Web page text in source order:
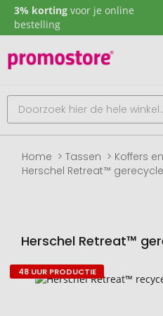
3% korting voor je online
bestelling
Home Tassen Koffers
Herschel Retreat™
Herschel Retreat™
Naar
48 UUR PRODUCTIE